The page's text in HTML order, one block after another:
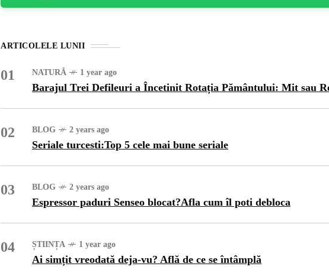
ARTICOLELE LUNII
01 NATURĂ 1 year ago
Barajul Trei Defileuri a Încetinit Rotația Pământului: Mit sau
02 BLOG 2 years ago
Seriale turcesti:Top 5 cele mai bune seriale
03 BLOG 2 years ago
Espressor paduri Senseo blocat?Afla cum îl poti debloca
04 ȘTIINȚA 1 year ago
Ai simțit vreodată deja-vu? Află de ce se întâmplă